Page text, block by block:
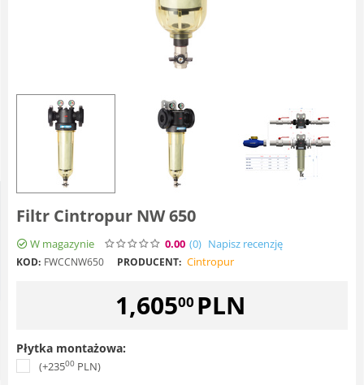
Filtr Cintropur NW 650
W magazynie 0.00 (0) Napisz recenzję
KOD: FWCCNW650 PRODUCENT: Cintropur
1,60500 PLN
Płytka montażowa:
(+23500 PLN)